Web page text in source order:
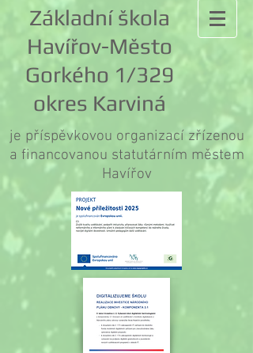
Základní škola
Havířov-Město
Gorkého 1/329
okres Karviná
je příspěvkovou organizací zřízenou
a financovanou statutárním městem
Havířov